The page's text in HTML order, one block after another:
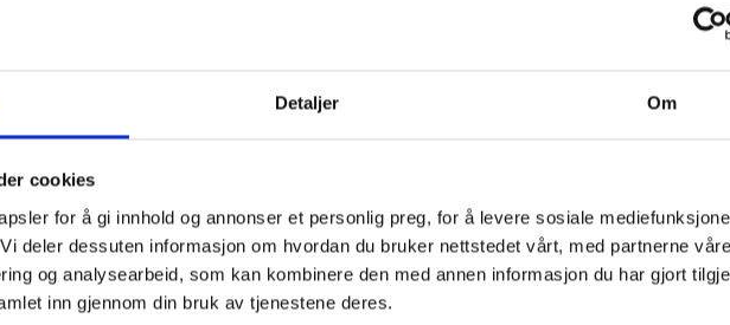
Detaljer Om
cookies
for å gi innhold og annonser et personlig preg, for å levere sosiale
deler dessuten informasjon om hvordan du bruker nettstedet vårt, med partnerne
og analysearbeid, som kan kombinere den med annen informasjon du har gjort
inn gjennom din bruk av tjenestene deres.
gjennom om lag 80 korte og lettleste artikler.
og tiltakene mer tilgjengelig for alle som vil lære
den frisk.
det kan være krevende å forstå både biologien, hva
som virker. Når forskningsbasert kunnskap og offentlige
muligheter til å forstå alvoret, men også
for gode beslutninger, sier Geir Endregard styreleder
Inspiria science center.